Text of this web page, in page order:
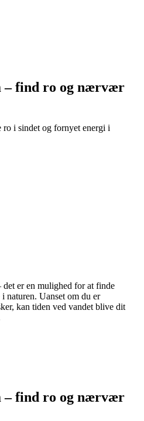
– find ro og nærvær
i sindet og fornyet energi i
er en mulighed for at finde
naturen. Uanset om du er
kan tiden ved vandet blive dit
– find ro og nærvær